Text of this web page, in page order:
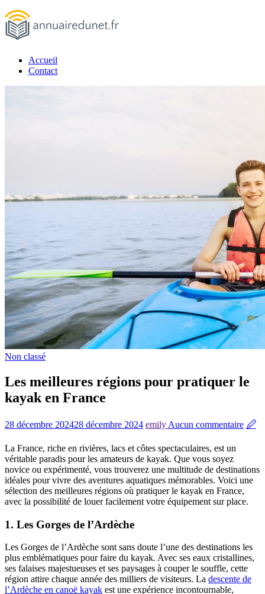
Passer
au
contenu
annuairedunet.fr
Accueil
Contact
Non classé
Les meilleures régions pour pratiquer le
kayak en France
28 décembre 202428 décembre 2024 emily Aucun commentaire 🖉
La France, riche en rivières, lacs et côtes spectaculaires, est un
véritable paradis pour les amateurs de kayak. Que vous soyez
novice ou expérimenté, vous trouverez une multitude de destinations
idéales pour vivre des aventures aquatiques mémorables. Voici une
sélection des meilleures régions où pratiquer le kayak en France,
avec la possibilité de louer facilement votre équipement sur place.
1. Les Gorges de l’Ardèche
Les Gorges de l’Ardèche sont sans doute l’une des destinations les
plus emblématiques pour faire du kayak. Avec ses eaux cristallines,
ses falaises majestueuses et ses paysages à couper le souffle, cette
région attire chaque année des milliers de visiteurs. La descente de
l’Ardèche en canoë kayak est une expérience incontournable,